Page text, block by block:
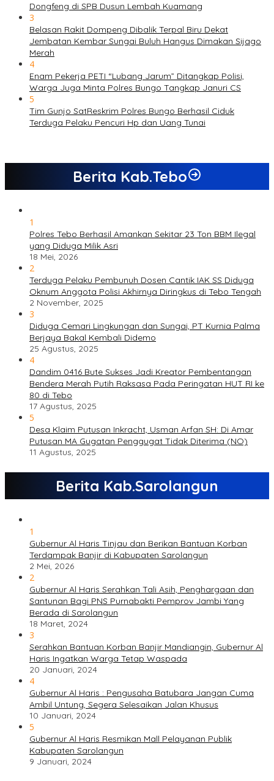
Dongfeng di SPB Dusun Lembah Kuamang
3
Belasan Rakit Dompeng Dibalik Terpal Biru Dekat
Jembatan Kembar Sungai Buluh Hangus Dimakan Sijago
Merah
4
Enam Pekerja PETI “Lubang Jarum” Ditangkap Polisi,
Warga Juga Minta Polres Bungo Tangkap Januri CS
5
Tim Gunjo SatReskrim Polres Bungo Berhasil Ciduk
Terduga Pelaku Pencuri Hp dan Uang Tunai
Berita Kab.Tebo
1
Polres Tebo Berhasil Amankan Sekitar 23 Ton BBM Ilegal
yang Diduga Milik Asri
18 Mei, 2026
2
Terduga Pelaku Pembunuh Dosen Cantik IAK SS Diduga
Oknum Anggota Polisi Akhirnya Diringkus di Tebo Tengah
2 November, 2025
3
Diduga Cemari Lingkungan dan Sungai, PT Kurnia Palma
Berjaya Bakal Kembali Didemo
25 Agustus, 2025
4
Dandim 0416 Bute Sukses Jadi Kreator Pembentangan
Bendera Merah Putih Raksasa Pada Peringatan HUT RI ke
80 di Tebo
17 Agustus, 2025
5
Desa Klaim Putusan Inkracht, Usman Arfan SH: Di Amar
Putusan MA Gugatan Penggugat Tidak Diterima (NO)
11 Agustus, 2025
Berita Kab.Sarolangun
1
Gubernur Al Haris Tinjau dan Berikan Bantuan Korban
Terdampak Banjir di Kabupaten Sarolangun
2 Mei, 2026
2
Gubernur Al Haris Serahkan Tali Asih, Penghargaan dan
Santunan Bagi PNS Purnabakti Pemprov Jambi Yang
Berada di Sarolangun
18 Maret, 2024
3
Serahkan Bantuan Korban Banjir Mandiangin, Gubernur Al
Haris Ingatkan Warga Tetap Waspada
20 Januari, 2024
4
Gubernur Al Haris : Pengusaha Batubara Jangan Cuma
Ambil Untung, Segera Selesaikan Jalan Khusus
10 Januari, 2024
5
Gubernur Al Haris Resmikan Mall Pelayanan Publik
Kabupaten Sarolangun
9 Januari, 2024